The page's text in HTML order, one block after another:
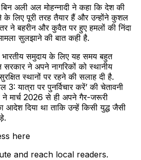
अली अल मोहन्नादी ने कहा कि देश की
के लिए पूरी तरह तैयार हैं और उन्होंने कुशल
ने बहरीन और कुवैत पर हुए हमलों की निंदा
सुलझाने की बात कही है.
भारतीय समुदाय के लिए यह समय बहुत
सरकार ने अपने नागरिकों को स्थानीय
स्थानों पर रहने की सलाह दी है.
यात्रा पर पुनर्विचार करें’ की चेतावनी
ने मार्च 2026 से ही अपने गैर-जरूरी
आदेश दिया था ताकि उन्हें किसी युद्ध जैसी
here
and reach local readers.